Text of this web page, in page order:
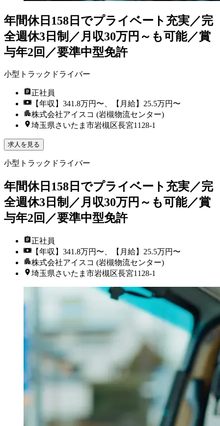
年間休日158日でプライベート充実／完
全週休3日制／月収30万円～も可能／賞
与年2回／要準中型免許
小型トラックドライバー
正社員
【年収】341.8万円〜、【月給】25.5万円〜
株式会社アイスコ (岩槻物流センター)
埼玉県さいたま市岩槻区長宮1128-1
求人を見る
小型トラックドライバー
年間休日158日でプライベート充実／完
全週休3日制／月収30万円～も可能／賞
与年2回／要準中型免許
正社員
【年収】341.8万円〜、【月給】25.5万円〜
株式会社アイスコ (岩槻物流センター)
埼玉県さいたま市岩槻区長宮1128-1